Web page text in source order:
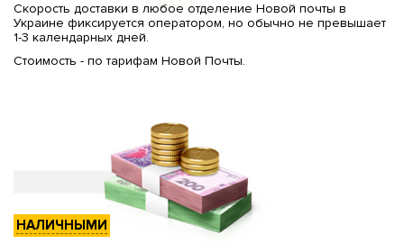
Скорость доставки в любое отделение Новой почты в
Украине фиксируется оператором, но обычно не превышает
1-3 календарных дней.
Стоимость - по тарифам Новой Почты.
НАЛИЧНЫМИ